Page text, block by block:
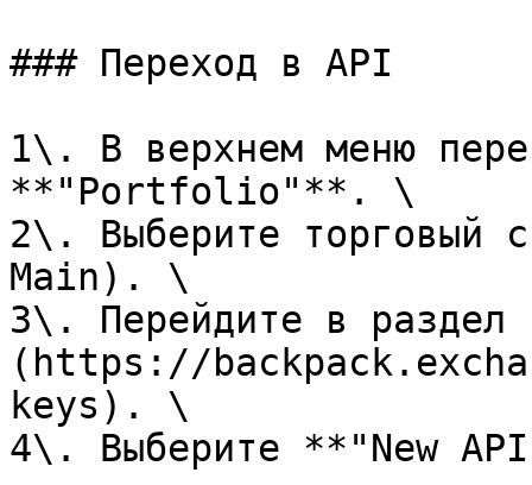
### Переход в API
1\. В верхнем меню
**"Portfolio"**. \
2\. Выберите торговый
Main). \
3\. Перейдите в
(https://
keys). \
4\. Выберите **"New